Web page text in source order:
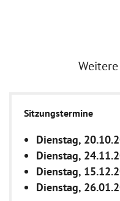
Sitzungstermine
Dienstag,
Dienstag,
Dienstag,
Dienstag,